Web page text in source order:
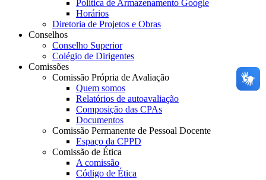
Política de Armazenamento Google
Horários
Diretoria de Projetos e Obras
Conselhos
Conselho Superior
Colégio de Dirigentes
Comissões
Comissão Própria de Avaliação
Quem somos
Relatórios de autoavaliação
Composição das CPAs
Documentos
Comissão Permanente de Pessoal Docente
Espaço da CPPD
Comissão de Ética
A comissão
Código de Ética